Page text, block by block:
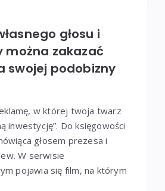
głosu i
można zakazać
swojej podobizny
w której twoja twarz
inwestycję”. Do księgowości
głosem prezesa i
W serwisie
pojawia się film, na którym